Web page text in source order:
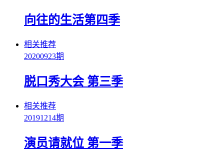
向往的生活第四季
相关推荐
20200923期
脱口秀大会 第三季
相关推荐
20191214期
演员请就位 第一季